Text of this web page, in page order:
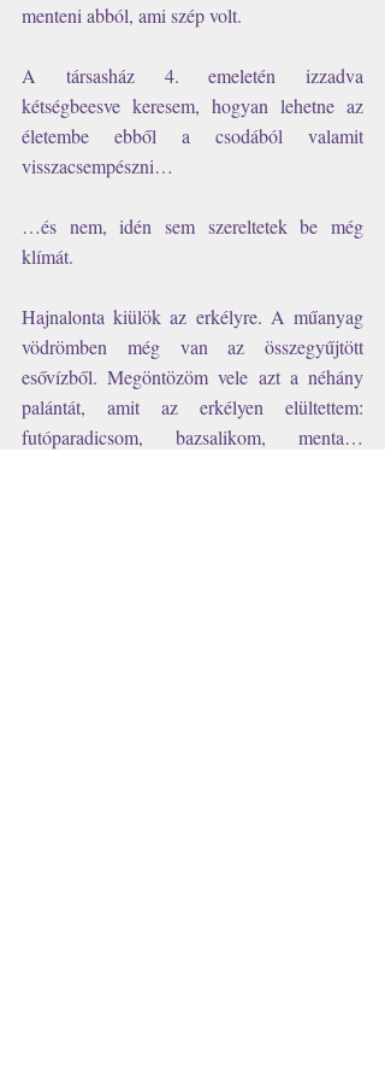
menteni abból, ami szép volt.
A társasház 4. emeletén izzadva
kétségbeesve keresem, hogyan lehetne az
életembe ebből a csodából valamit
visszacsempészni…
…és nem, idén sem szereltetek be még
klímát.
Hajnalonta kiülök az erkélyre. A műanyag
vödrömben még van az összegyűjtött
esővízből. Megöntözöm vele azt a néhány
palántát, amit az erkélyen elültettem:
futóparadicsom, bazsalikom, menta…